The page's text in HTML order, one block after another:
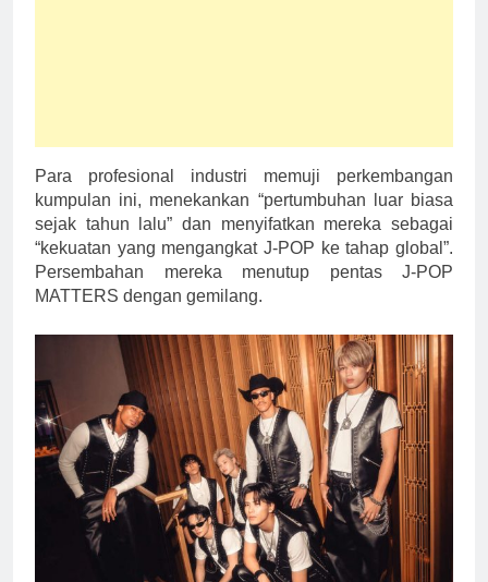
Para profesional industri memuji perkembangan
kumpulan ini, menekankan “pertumbuhan luar biasa
sejak tahun lalu” dan menyifatkan mereka sebagai
“kekuatan yang mengangkat J-POP ke tahap global”.
Persembahan mereka menutup pentas J-POP
MATTERS dengan gemilang.